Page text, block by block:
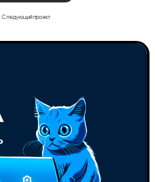
Следующий проект